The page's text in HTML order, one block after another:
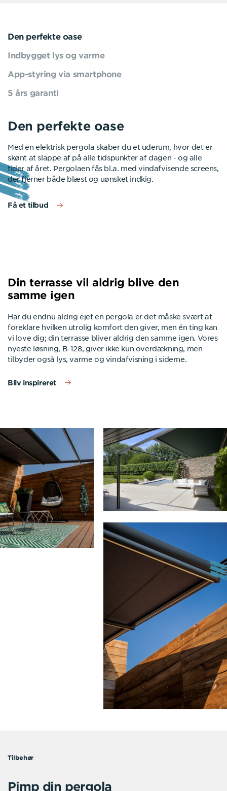
Den perfekte oase
Indbygget lys og varme
App-styring via smartphone
5 års garanti
Den perfekte oase
Med en elektrisk pergola skaber du et uderum, hvor det er
skønt at slappe af på alle tidspunkter af dagen - og alle
tider af året. Pergolaen fås bl.a. med vindafvisende screens,
der fjerner både blæst og uønsket indkig.
Få et tilbud
Indbygget lys og varme
Hvis du vil skabe det ultimative udemiljø på terrassen kan
du få din nye elektriske pergola med LED belysning og
terrassevarmere. Begge dele er dæmpbare, og kan styres
via både fjernbetjening og smartphone.
Se mere tilbehør
App-styring via smartphone
Vælger du din pergola med app-styring, kan du ikke blot
styre din markise fra hvorend du befinder dig. Du kan også
tilknytte andre hjemmeprodukter, såsom belysning og
terrassevarmer, for at skabe det ultimative udemiljø på din
terrasse.
5 års garanti
Alle vores pergolaer er grundigt testede efter de højeste
kvalitetskrav. Derfor yder vi 5 års garanti på alle vores
pergolaer.
Læs mere om garanti
Din terrasse vil aldrig blive den
samme igen
Har du endnu aldrig ejet en pergola er det måske svært at
foreklare hvilken utrolig komfort den giver, men én ting kan
vi love dig; din terrasse bliver aldrig den samme igen. Vores
nyeste løsning, B-128, giver ikke kun overdækning, men
tilbyder også lys, varme og vindafvisning i siderne.
Bliv inspireret
Tilbehør
Pimp din pergola